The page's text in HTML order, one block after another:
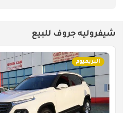
شيفروليه جروف للبيع
البريميوم